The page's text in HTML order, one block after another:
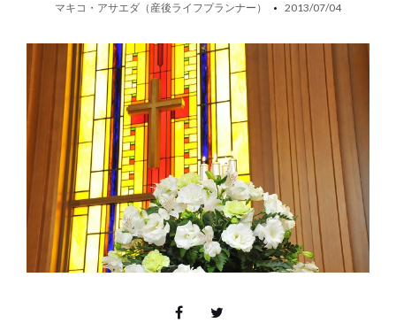
マキコ・アサエダ（産後ライフプランナー） 2013/07/04